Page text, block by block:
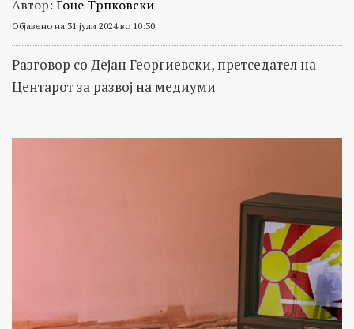
Автор: Гоце Трпковски
Објавено на 31 јули 2024 во 10:30
Разговор со Дејан Георгиевски, претседател на
Центарот за развој на медиуми